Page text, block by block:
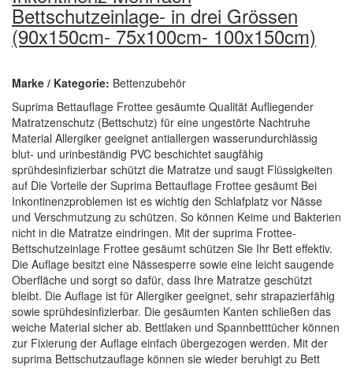
Bettschutzeinlage- in drei Grössen
(90x150cm- 75x100cm- 100x150cm)
Marke / Kategorie: Bettenzubehör
Suprima Bettauflage Frottee gesäumte Qualität Aufliegender
Matratzenschutz (Bettschutz) für eine ungestörte Nachtruhe
Material Allergiker geeignet antiallergen wasserundurchlässig
blut- und urinbeständig PVC beschichtet saugfähig
sprühdesinfizierbar schützt die Matratze und saugt Flüssigkeiten
auf Die Vorteile der Suprima Bettauflage Frottee gesäumt Bei
Inkontinenzproblemen ist es wichtig den Schlafplatz vor Nässe
und Verschmutzung zu schützen. So können Keime und Bakterien
nicht in die Matratze eindringen. Mit der suprima Frottee-
Bettschutzeinlage Frottee gesäumt schützen Sie Ihr Bett effektiv.
Die Auflage besitzt eine Nässesperre sowie eine leicht saugende
Oberfläche und sorgt so dafür, dass Ihre Matratze geschützt
bleibt. Die Auflage ist für Allergiker geeignet, sehr strapazierfähig
sowie sprühdesinfizierbar. Die gesäumten Kanten schließen das
weiche Material sicher ab. Bettlaken und Spannbetttücher können
zur Fixierung der Auflage einfach übergezogen werden. Mit der
suprima Bettschutzauflage können sie wieder beruhigt zu Bett